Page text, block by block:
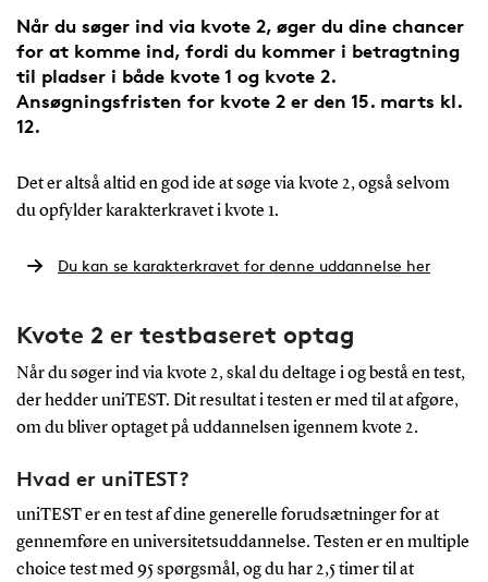
Når du søger ind via kvote 2, øger du dine chancer
for at komme ind, fordi du kommer i betragtning
til pladser i både kvote 1 og kvote 2.
Ansøgningsfristen for kvote 2 er den 15. marts kl.
12.
Det er altså altid en god ide at søge via kvote 2, også selvom
du opfylder karakterkravet i kvote 1.
Du kan se karakterkravet for denne uddannelse her
Kvote 2 er testbaseret optag
Når du søger ind via kvote 2, skal du deltage i og bestå en test,
der hedder uniTEST. Dit resultat i testen er med til at afgøre,
om du bliver optaget på uddannelsen igennem kvote 2.
Hvad er uniTEST?
uniTEST er en test af dine generelle forudsætninger for at
gennemføre en universitetsuddannelse. Testen er en multiple
choice test med 95 spørgsmål, og du har 2,5 timer til at